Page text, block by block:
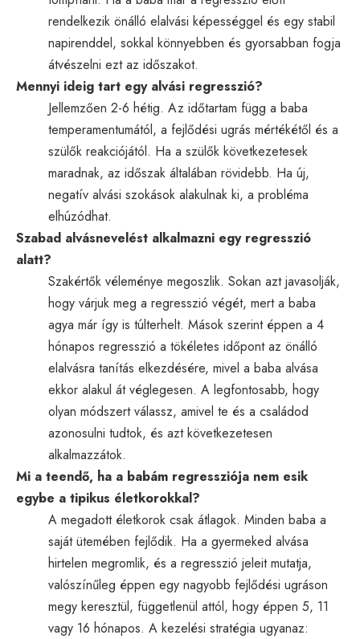
rendelkezik önálló elalvási képességgel és egy stabil
napirenddel, sokkal könnyebben és gyorsabban fogja
átvészelni ezt az időszakot.
Mennyi ideig tart egy alvási regresszió?
Jellemzően 2-6 hétig. Az időtartam függ a baba
temperamentumától, a fejlődési ugrás mértékétől és a
szülők reakciójától. Ha a szülők következetesek
maradnak, az időszak általában rövidebb. Ha új,
negatív alvási szokások alakulnak ki, a probléma
elhúzódhat.
Szabad alvásnevelést alkalmazni egy regresszió
alatt?
Szakértők véleménye megoszlik. Sokan azt javasolják,
hogy várjuk meg a regresszió végét, mert a baba
agya már így is túlterhelt. Mások szerint éppen a 4
hónapos regresszió a tökéletes időpont az önálló
elalvásra tanítás elkezdésére, mivel a baba alvása
ekkor alakul át véglegesen. A legfontosabb, hogy
olyan módszert válassz, amivel te és a családod
azonosulni tudtok, és azt következetesen
alkalmazzátok.
Mi a teendő, ha a babám regressziója nem esik
egybe a tipikus életkorokkal?
A megadott életkorok csak átlagok. Minden baba a
saját ütemében fejlődik. Ha a gyermeked alvása
hirtelen megromlik, és a regresszió jeleit mutatja,
valószínűleg éppen egy nagyobb fejlődési ugráson
megy keresztül, függetlenül attól, hogy éppen 5, 11
vagy 16 hónapos. A kezelési stratégia ugyanaz: